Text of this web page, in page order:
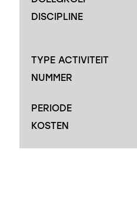
DISCIPLINE
TYPE ACTIVITEIT
NUMMER
PERIODE
KOSTEN